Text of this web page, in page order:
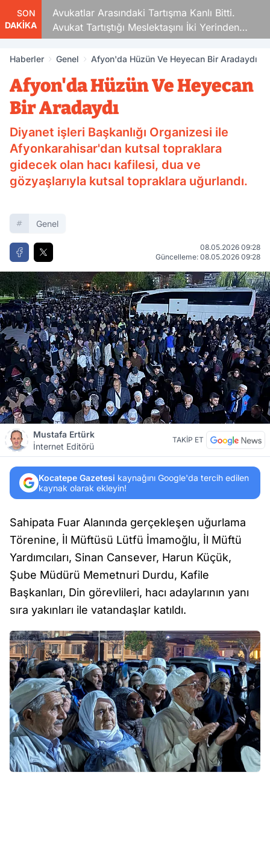
SON
DAKİKA
Avukatlar Arasındaki Tartışma Kanlı Bitti.
Avukat Tartıştığı Meslektaşını İki Yerinden
Vurdu
Haberler Genel Afyon'da Hüzün Ve Heyecan Bir Aradaydı
Afyon'da Hüzün Ve Heyecan
Bir Aradaydı
Diyanet işleri Başkanlığı Organizesi ile
Afyonkarahisar'dan kutsal topraklara
gidecek olan hacı kafilesi, dua ve
gözyaşlarıyla kutsal topraklara uğurlandı.
Genel
08.05.2026 09:28
Güncelleme: 08.05.2026 09:28
Mustafa Ertürk
İnternet Editörü
TAKİP ET
Kocatepe Gazetesi kaynağını Google'da tercih edilen
kaynak olarak ekleyin!
Sahipata Fuar Alanında gerçekleşen uğurlama
Törenine, İl Müftüsü Lütfü İmamoğlu, İl Müftü
Yardımcıları, Sinan Cansever, Harun Küçük,
Şube Müdürü Memetnuri Durdu, Kafile
Başkanları, Din görevlileri, hacı adaylarının yanı
sıra yakınları ile vatandaşlar katıldı.